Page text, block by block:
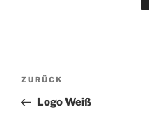
Beitragsnavigation
Vorheriger
Beitrag
ZURÜCK
Logo Weiß